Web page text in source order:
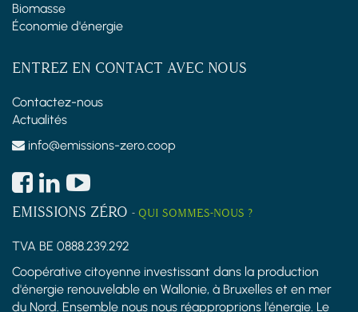
Biomasse
Économie d'énergie
ENTREZ EN CONTACT AVEC NOUS
Contactez-nous
Actualités
info@emissions-zero.coop
EMISSIONS ZÉRO - QUI SOMMES-NOUS ?
TVA BE 0888.239.292
Coopérative citoyenne investissant dans la production
d'énergie renouvelable en Wallonie, à Bruxelles et en mer
du Nord. Ensemble nous nous réapproprions l'énergie. Le